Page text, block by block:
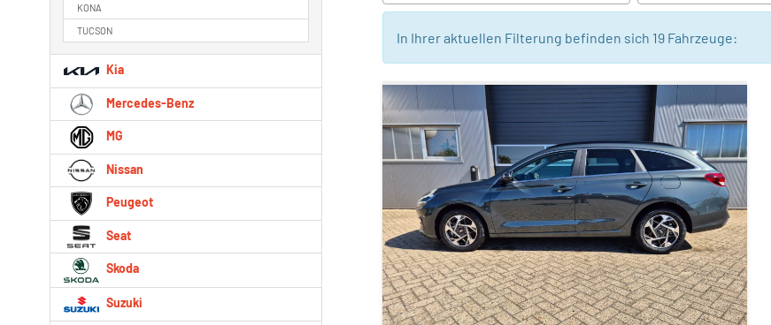
In Ihrer aktuellen Filterung befinden sich 19Fahrzeuge:
KONA
TUCSON
Kia
Mercedes-Benz
MG
Nissan
Peugeot
Seat
Skoda
Suzuki